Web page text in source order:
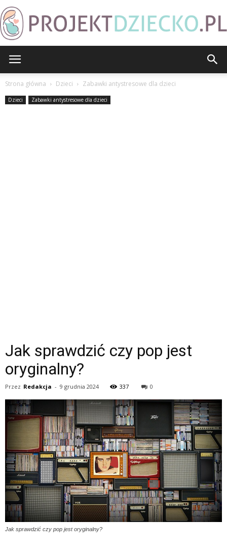
Strona główna Dzieci Zabawki antystresowe dla dzieci
Dzieci Zabawki antystresowe dla dzieci
Jak sprawdzić czy pop jest
oryginalny?
Przez Redakcja - 9 grudnia 2024 337 0
Jak sprawdzić czy pop jest oryginalny?